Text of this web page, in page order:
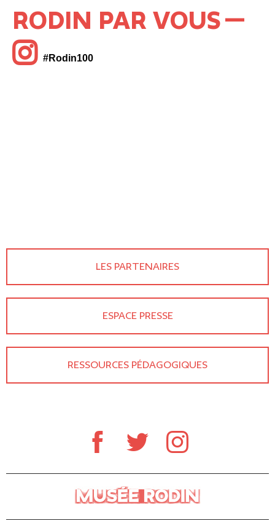
RODIN PAR VOUS
#Rodin100
LES PARTENAIRES
ESPACE PRESSE
RESSOURCES PÉDAGOGIQUES